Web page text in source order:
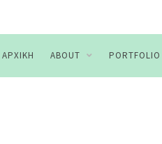
ΑΡΧΙΚΉ ABOUT PORTFOLIO